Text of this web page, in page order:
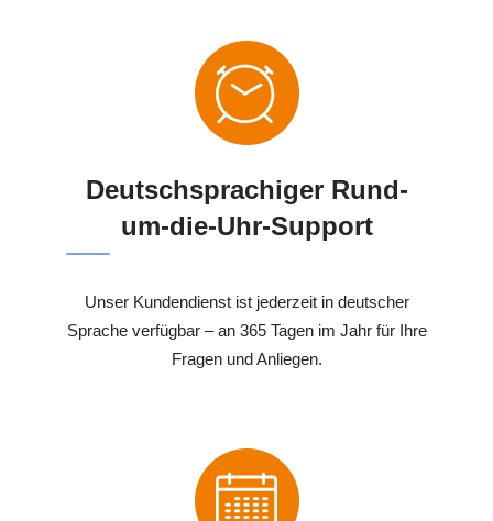
Deutschsprachiger Rund-
um-die-Uhr-Support
Unser Kundendienst ist jederzeit in deutscher
Sprache verfügbar – an 365 Tagen im Jahr für Ihre
Fragen und Anliegen.